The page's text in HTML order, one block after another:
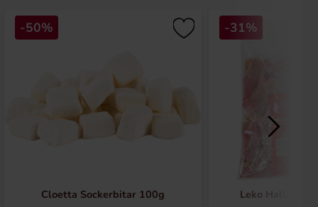
-50%
Cloetta Sockerbitar 100g
-31%
Leko